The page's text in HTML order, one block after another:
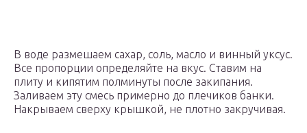
В воде размешаем сахар, соль, масло и винный уксус.
Все пропорции определяйте на вкус. Ставим на
плиту и кипятим полминуты после закипания.
Заливаем эту смесь примерно до плечиков банки.
Накрываем сверху крышкой, не плотно закручивая.